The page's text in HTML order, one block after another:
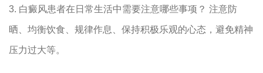
3. 白癜风患者在日常生活中需要注意哪些事项？ 注意防
晒、均衡饮食、规律作息、保持积极乐观的心态，避免精神
压力过大等。